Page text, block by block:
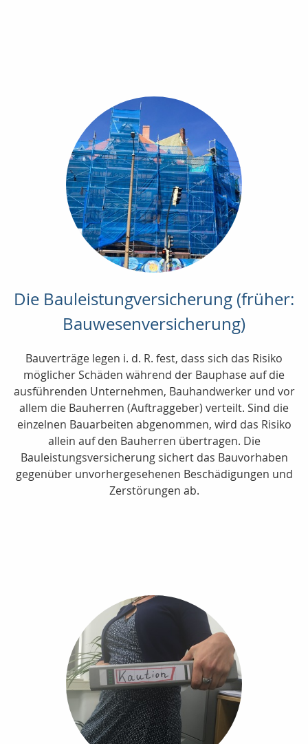
Die Bauleistungversicherung (früher:
Bauwesenversicherung)
Bauverträge legen i. d. R. fest, dass sich das Risiko
möglicher Schäden während der Bauphase auf die
ausführenden Unternehmen, Bauhandwerker und vor
allem die Bauherren (Auftraggeber) verteilt. Sind die
einzelnen Bauarbeiten abgenommen, wird das Risiko
allein auf den Bauherren übertragen. Die
Bauleistungsversicherung sichert das Bauvorhaben
gegenüber unvorhergesehenen Beschädigungen und
Zerstörungen ab.